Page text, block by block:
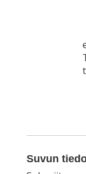
Suvun